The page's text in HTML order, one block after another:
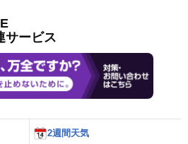
サービス
2週間天気